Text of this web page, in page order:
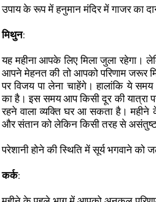
उपाय के रूप में हनुमान मंदिर में गाजर का
मिथुन:
यह महीना आपके लिए मिला जुला रहेगा।
आपने मेहनत की तो आपको परिणाम जरूर
पर विजय पा लेना चाहेंगे। हालांकि ये
का है। इस समय आप किसी दूर की यात्रा
रहने वाला व्यक्ति घर आ सकता है।
और संतान को लेकिन किसी तरह से असंतुष्ट
परेशानी होने की स्थिति में सूर्य भगवाने को
कर्क: